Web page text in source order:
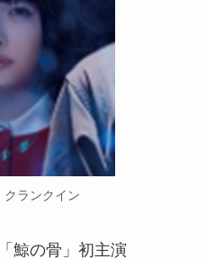
クランクイン
鯨の骨」初主演